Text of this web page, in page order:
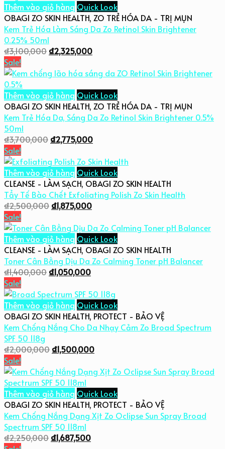
Thêm vào giỏ hàng Quick Look
OBAGI ZO SKIN HEALTH, ZO TRẺ HÓA DA - TRỊ MỤN
Kem Trẻ Hóa Làm Sáng Da Zo Retinol Skin Brightener
0.25% 50ml
₫3,100,000 ₫2,325,000
Sale!
Thêm vào giỏ hàng Quick Look
OBAGI ZO SKIN HEALTH, ZO TRẺ HÓA DA - TRỊ MỤN
Kem Trẻ Hóa Da, Sáng Da Zo Retinol Skin Brightener 0.5%
50ml
₫3,700,000 ₫2,775,000
Sale!
Thêm vào giỏ hàng Quick Look
CLEANSE - LÀM SẠCH, OBAGI ZO SKIN HEALTH
Tẩy Tế Bào Chết Exfoliating Polish Zo Skin Health
₫2,500,000 ₫1,875,000
Sale!
Thêm vào giỏ hàng Quick Look
CLEANSE - LÀM SẠCH, OBAGI ZO SKIN HEALTH
Toner Cân Bằng Dịu Da Zo Calming Toner pH Balancer
₫1,400,000 ₫1,050,000
Sale!
Thêm vào giỏ hàng Quick Look
OBAGI ZO SKIN HEALTH, PROTECT - BẢO VỆ
Kem Chống Nắng Cho Da Nhạy Cảm Zo Broad Spectrum
SPF 50 118g
₫2,000,000 ₫1,500,000
Sale!
Thêm vào giỏ hàng Quick Look
OBAGI ZO SKIN HEALTH, PROTECT - BẢO VỆ
Kem Chống Nắng Dạng Xịt Zo Oclipse Sun Spray Broad
Spectrum SPF 50 118ml
₫2,250,000 ₫1,687,500